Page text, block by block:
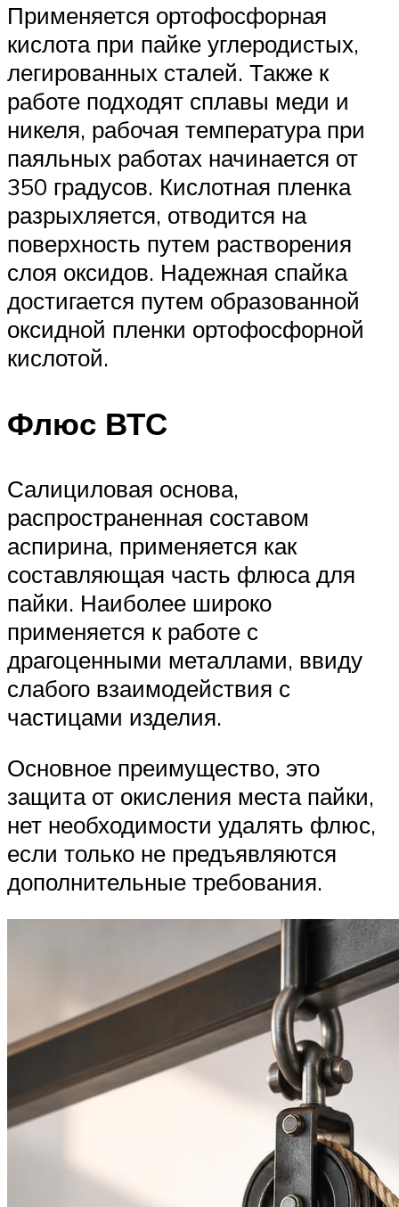
Применяется ортофосфорная
кислота при пайке углеродистых,
легированных сталей. Также к
работе подходят сплавы меди и
никеля, рабочая температура при
паяльных работах начинается от
350 градусов. Кислотная пленка
разрыхляется, отводится на
поверхность путем растворения
слоя оксидов. Надежная спайка
достигается путем образованной
оксидной пленки ортофосфорной
кислотой.
Флюс ВТС
Салициловая основа,
распространенная составом
аспирина, применяется как
составляющая часть флюса для
пайки. Наиболее широко
применяется к работе с
драгоценными металлами, ввиду
слабого взаимодействия с
частицами изделия.
Основное преимущество, это
защита от окисления места пайки,
нет необходимости удалять флюс,
если только не предъявляются
дополнительные требования.